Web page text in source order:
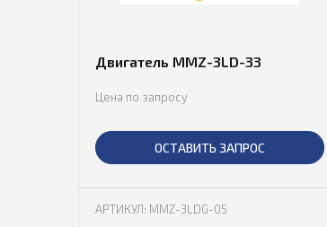
Двигатель MMZ-3LD-33
Цена по запросу
ОСТАВИТЬ ЗАПРОС
АРТИКУЛ: MMZ-3LDG-05